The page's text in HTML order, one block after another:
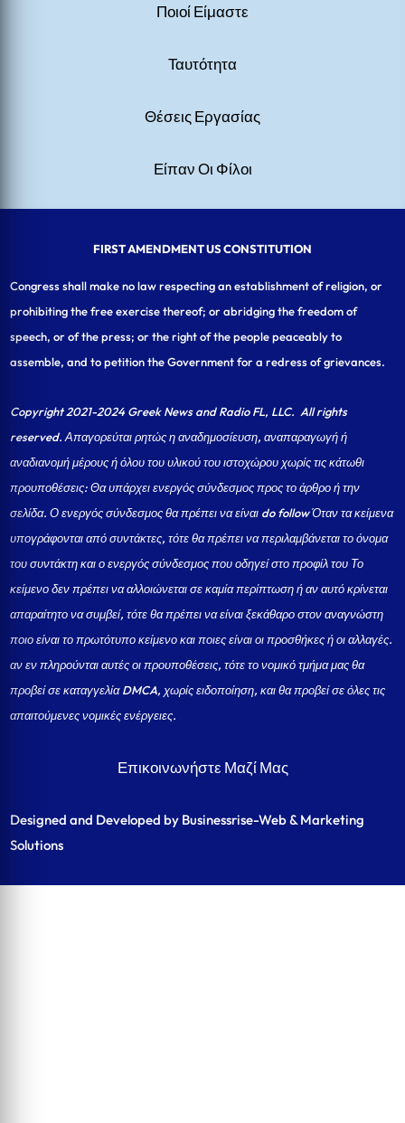
Ποιοί Είμαστε
Ταυτότητα
Θέσεις Εργασίας
Είπαν Οι Φίλοι
FIRST AMENDMENT US CONSTITUTION
Congress shall make no law respecting an establishment of religion, or
prohibiting the free exercise thereof; or abridging the freedom of
speech, or of the press; or the right of the people peaceably to
assemble, and to petition the Government for a redress of grievances.
Copyright 2021-2024 Greek News and Radio FL, LLC. All rights
reserved. Απαγορεύται ρητώς η αναδημοσίευση, αναπαραγωγή ή
αναδιανομή μέρους ή όλου του υλικού του ιστοχώρου χωρίς τις κάτωθι
προυποθέσεις: Θα υπάρχει ενεργός σύνδεσμος προς το άρθρο ή την
σελίδα.Ο ενεργός σύνδεσμος θα πρέπει να είναι do follow Όταν τα κείμενα
υπογράφονται από συντάκτες, τότε θα πρέπει να περιλαμβάνεται το όνομα
του συντάκτη και ο ενεργός σύνδεσμος που οδηγεί στο προφίλ του Το
κείμενο δεν πρέπει να αλλοιώνεται σε καμία περίπτωση ή αν αυτό κρίνεται
απαραίτητο να συμβεί, τότε θα πρέπει να είναι ξεκάθαρο στον αναγνώστη
ποιο είναι το πρωτότυπο κείμενο και ποιες είναι οι προσθήκες ή οι αλλαγές.
αν εν πληρούνται αυτές οι προυποθέσεις, τότε το νομικό τμήμα μας θα
προβεί σε καταγγελία DMCA, χωρίς ειδοποίηση, και θα προβεί σε όλες τις
απαιτούμενες νομικές ενέργειες.
Επικοινωνήστε Μαζί Μας
Designed and Developed by Businessrise-Web & Marketing
Solutions